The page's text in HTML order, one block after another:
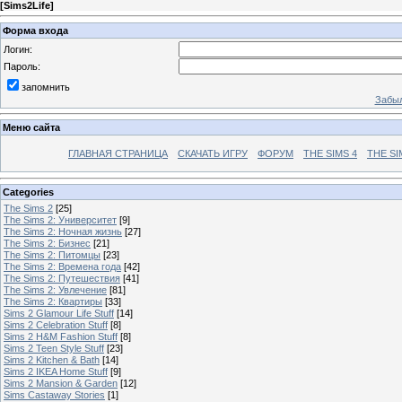
[Sims2Life]
Форма входа
Логин:
Пароль:
запомнить
Меню сайта
ГЛАВНАЯ СТРАНИЦА СКАЧАТЬ ИГРУ ФОРУМ THE SIMS 4 THE
Categories
The Sims 2 [25]
The Sims 2: Университет [9]
The Sims 2: Ночная жизнь [27]
The Sims 2: Бизнес [21]
The Sims 2: Питомцы [23]
The Sims 2: Времена года [42]
The Sims 2: Путешествия [41]
The Sims 2: Увлечение [81]
The Sims 2: Квартиры [33]
Sims 2 Glamour Life Stuff [14]
Sims 2 Celebration Stuff [8]
Sims 2 H&M Fashion Stuff [8]
Sims 2 Teen Style Stuff [23]
Sims 2 Kitchen & Bath [14]
Sims 2 IKEA Home Stuff [9]
Sims 2 Mansion & Garden [12]
Sims Castaway Stories [1]